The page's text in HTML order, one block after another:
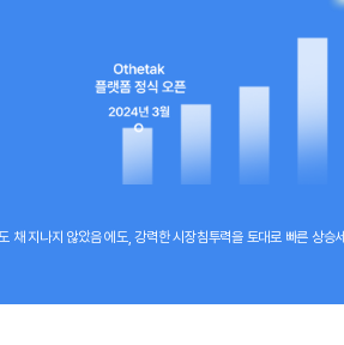
채 지나지 않았음 에도, 강력한 시장침투력을 토대로 빠른 상